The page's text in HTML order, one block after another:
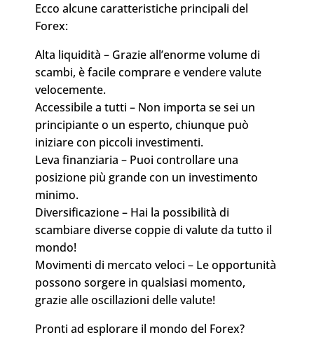
Ecco alcune caratteristiche principali del
Forex:
Alta liquidità – Grazie all’enorme volume di
scambi, è facile comprare e vendere valute
velocemente.
Accessibile a tutti – Non importa se sei un
principiante o un esperto, chiunque può
iniziare con piccoli investimenti.
Leva finanziaria – Puoi controllare una
posizione più grande con un investimento
minimo.
Diversificazione – Hai la possibilità di
scambiare diverse coppie di valute da tutto il
mondo!
Movimenti di mercato veloci – Le opportunità
possono sorgere in qualsiasi momento,
grazie alle oscillazioni delle valute!
Pronti ad esplorare il mondo del Forex?